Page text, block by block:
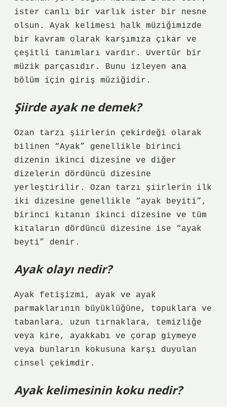
ister canlı bir varlık ister bir nesne
olsun. Ayak kelimesi halk müziğimizde
bir kavram olarak karşımıza çıkar ve
çeşitli tanımları vardır. Uvertür bir
müzik parçasıdır. Bunu izleyen ana
bölüm için giriş müziğidir.
Şiirde ayak ne demek?
Ozan tarzı şiirlerin çekirdeği olarak
bilinen “Ayak” genellikle birinci
dizenin ikinci dizesine ve diğer
dizelerin dördüncü dizesine
yerleştirilir. Ozan tarzı şiirlerin ilk
iki dizesine genellikle “ayak beyiti”,
birinci kıtanın ikinci dizesine ve tüm
kıtaların dördüncü dizesine ise “ayak
beyti” denir.
Ayak olayı nedir?
Ayak fetişizmi, ayak ve ayak
parmaklarının büyüklüğüne, topuklara ve
tabanlara, uzun tırnaklara, temizliğe
veya kire, ayakkabı ve çorap giymeye
veya bunların kokusuna karşı duyulan
cinsel çekimdir.
Ayak kelimesinin koku nedir?